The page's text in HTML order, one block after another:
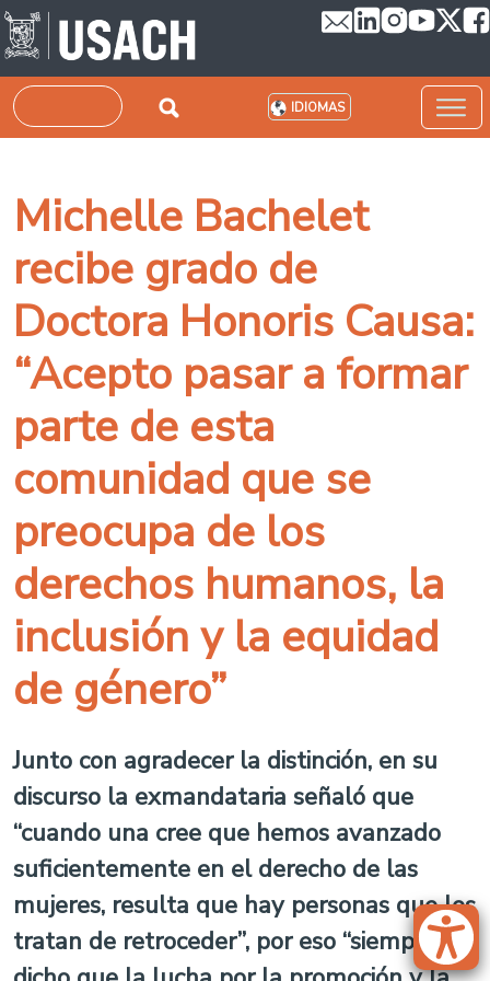
Pasar al contenido principal
Buscar IDIOMAS
Michelle Bachelet
recibe grado de
Doctora Honoris Causa:
“Acepto pasar a formar
parte de esta
comunidad que se
preocupa de los
derechos humanos, la
inclusión y la equidad
de género”
Junto con agradecer la distinción, en su
discurso la exmandataria señaló que
“cuando una cree que hemos avanzado
suficientemente en el derecho de las
mujeres, resulta que hay personas que los
tratan de retroceder”, por eso “siempre he